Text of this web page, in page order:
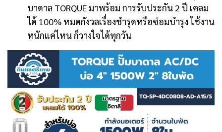
บาดาล TORQUE มาพร้อม การรับประกัน 2 ปี เคลม
ได้ 100% หมดกังวลเรื่องชำรุดหรือซ่อมบำรุง ใช้งาน
หนักแค่ไหน ก็วางใจได้ทุกวัน